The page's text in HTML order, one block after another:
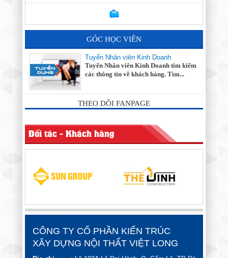
GÓC HỌC VIÊN
Tuyển Nhân viên Kinh Doanh
Tuyển Nhân viên Kinh Doanh tìm kiếm
các thông tin về khách hàng. Tìm...
THEO DÕI FANPAGE
Đối tác - Khách hàng
CÔNG TY CỔ PHẦN KIẾN TRÚC
XÂY DỰNG NỘI THẤT VIỆT LONG